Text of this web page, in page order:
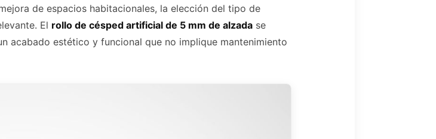
de espacios habitacionales, la elección del tipo de
El rollo de césped artificial de 5 mm de alzada se
acabado estético y funcional que no implique mantenimiento